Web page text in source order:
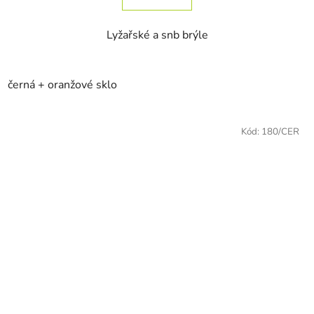
Lyžařské a snb brýle
černá + oranžové sklo
Kód: 180/CER